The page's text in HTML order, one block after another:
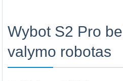
Wybot S2 Pro
valymo robotas